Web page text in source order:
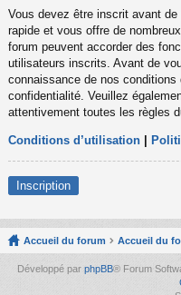
Vous devez être inscrit avant
rapide et vous offre de
forum peuvent accorder des
utilisateurs inscrits. Avant de
connaissance de nos conditions
confidentialité. Veuillez
attentivement toutes les règles
Conditions d’utilisation
Inscription
Accueil du forum Accueil du
Développé par phpBB® Forum